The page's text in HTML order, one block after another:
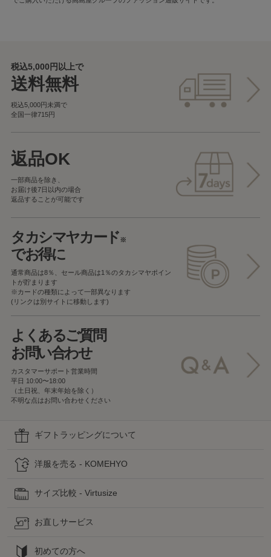
税込5,000円以上で
送料無料
税込5,000円未満で
全国一律715円
返品OK
一部商品を除き、
お届け後7日以内の場合
返品することが可能です
タカシマヤカード※
でお得に
通常商品は8％、セール商品は1％のタカシマヤポイン
トが貯まります
※カードの種類によって一部異なります
(リンクは別サイトに移動します)
よくあるご質問
お問い合わせ
カスタマーサポート営業時間
平日 10:00〜18:00
（土日祝、年末年始を除く）
不明な点はお問い合わせください
ギフトラッピングについて
洋服を売る - KOMEHYO
サイズ比較 - Virtusize
お直しサービス
初めての方へ